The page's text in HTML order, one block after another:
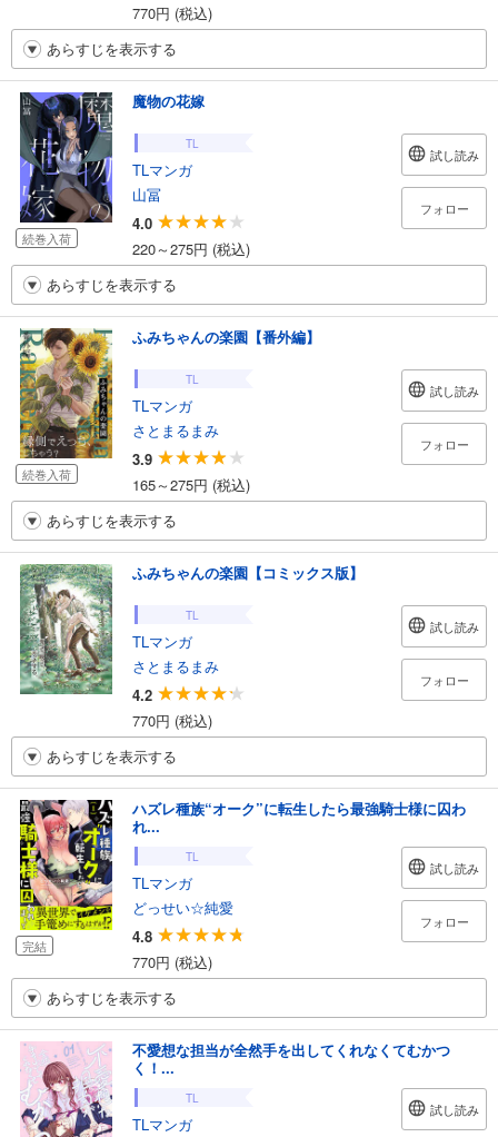
770円 (税込)
あらすじを表示する
続巻入荷
魔物の花嫁
TL
TLマンガ
山冨
4.0
220～275円 (税込)
試し読み
フォロー
あらすじを表示する
続巻入荷
ふみちゃんの楽園【番外編】
TL
TLマンガ
さとまるまみ
3.9
165～275円 (税込)
試し読み
フォロー
あらすじを表示する
ふみちゃんの楽園【コミックス版】
TL
TLマンガ
さとまるまみ
4.2
770円 (税込)
試し読み
フォロー
あらすじを表示する
完結
ハズレ種族“オーク”に転生したら最強騎士様に囚わ
れ...
TL
TLマンガ
どっせい☆純愛
4.8
770円 (税込)
試し読み
フォロー
あらすじを表示する
不愛想な担当が全然手を出してくれなくてむかつ
く！...
TL
TLマンガ
試し読み